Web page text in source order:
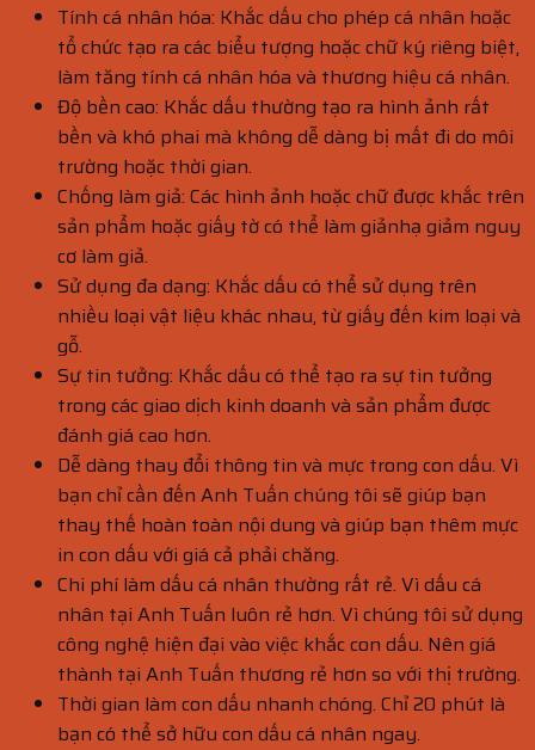
Tính cá nhân hóa: Khắc dấu cho phép cá nhân hoặc
tổ chức tạo ra các biểu tượng hoặc chữ ký riêng biệt,
làm tăng tính cá nhân hóa và thương hiệu cá nhân.
Độ bền cao: Khắc dấu thường tạo ra hình ảnh rất
bền và khó phai mà không dễ dàng bị mất đi do môi
trường hoặc thời gian.
Chống làm giả: Các hình ảnh hoặc chữ được khắc trên
sản phẩm hoặc giấy tờ có thể làm giảnhạ giảm nguy
cơ làm giả.
Sử dụng đa dạng: Khắc dấu có thể sử dụng trên
nhiều loại vật liệu khác nhau, từ giấy đến kim loại và
gỗ.
Sự tin tưởng: Khắc dấu có thể tạo ra sự tin tưởng
trong các giao dịch kinh doanh và sản phẩm được
đánh giá cao hơn.
Dễ dàng thay đổi thông tin và mực trong con dấu. Vì
bạn chỉ cần đến Anh Tuấn chúng tôi sẽ giúp bạn
thay thế hoàn toàn nội dung và giúp bạn thêm mực
in con dấu với giá cả phải chăng.
Chi phí làm dấu cá nhân thường rất rẻ. Vì dấu cá
nhân tại Anh Tuấn luôn rẻ hơn. Vì chúng tôi sử dụng
công nghệ hiện đại vào việc khắc con dấu. Nên giá
thành tại Anh Tuấn thương rẻ hơn so với thị trường.
Thời gian làm con dấu nhanh chóng. Chỉ 20 phút là
bạn có thể sở hữu con dấu cá nhân ngay.